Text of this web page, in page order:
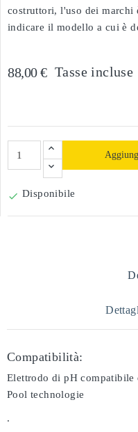
costruttori, l'uso dei marchi
indicare il modello a cui è
88,00 € Tasse incluse
 Disponibile
Compatibilità:
Elettrodo di pH
Pool technologie
.